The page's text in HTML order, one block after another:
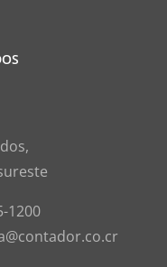
1200